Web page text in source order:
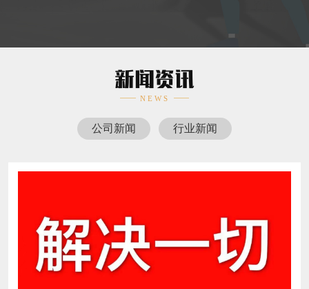
新闻资讯
NEWS
公司新闻 行业新闻